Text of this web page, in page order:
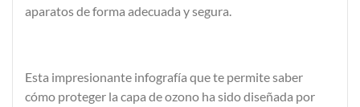
aparatos de forma adecuada y segura.
Esta impresionante infografía que te permite saber
cómo proteger la capa de ozono ha sido diseñada por